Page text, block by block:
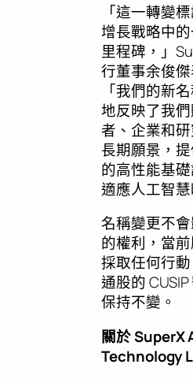
「這一轉變
增長戰略中
里程碑，」
行董事余俊傑
「我們的新
地反映了我
者、企業和
長期願景，
的高性能基
適應人工智慧
名稱變更不
的權利，當
採取任何行
通股的
保持不變。
關於 SuperX
Technology